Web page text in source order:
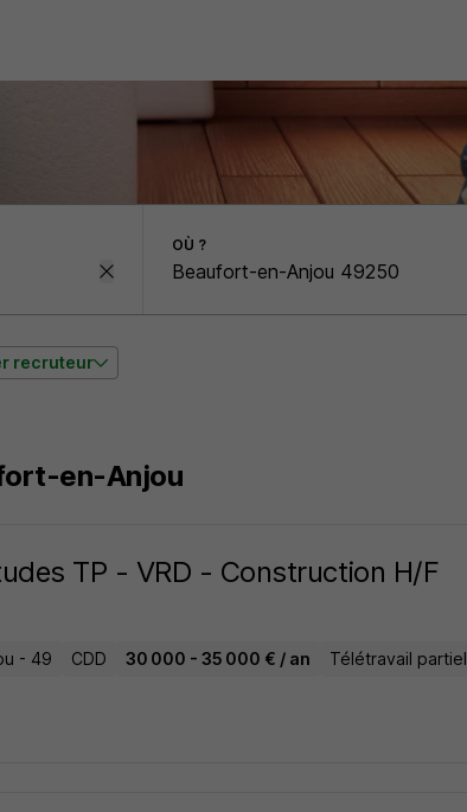
OÙ ?
recruteur
en-Anjou
TP - VRD - Construction H/F
- 49 CDD 30 000 - 35 000 € / an Télétravail partiel